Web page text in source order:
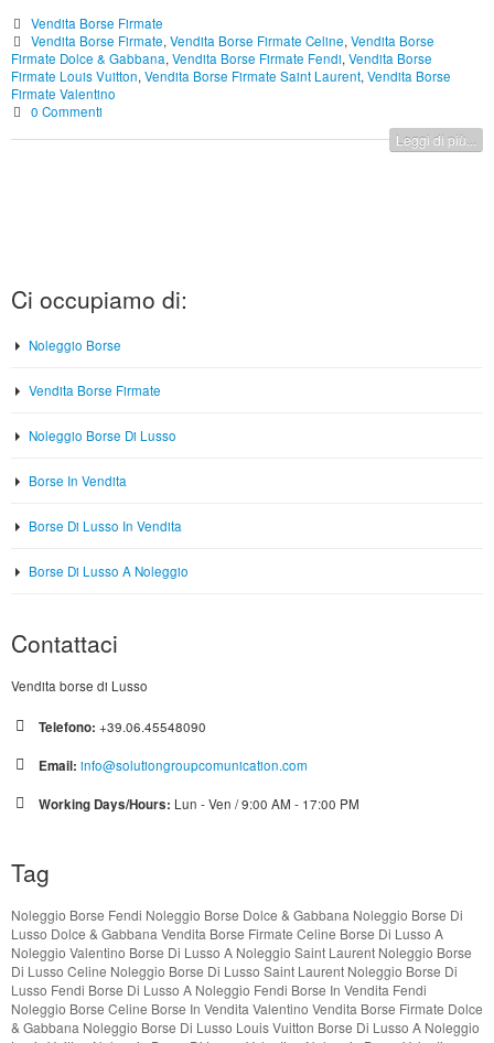
Vendita Borse Firmate
Vendita Borse Firmate, Vendita Borse Firmate Celine, Vendita Borse
Firmate Dolce & Gabbana, Vendita Borse Firmate Fendi, Vendita Borse
Firmate Louis Vuitton, Vendita Borse Firmate Saint Laurent, Vendita Borse
Firmate Valentino
0 Commenti
Leggi di più...
Ci occupiamo di:
Noleggio Borse
Vendita Borse Firmate
Noleggio Borse Di Lusso
Borse In Vendita
Borse Di Lusso In Vendita
Borse Di Lusso A Noleggio
Contattaci
Vendita borse di Lusso
Telefono: +39.06.45548090
Email: info@solutiongroupcomunication.com
Working Days/Hours: Lun - Ven / 9:00 AM - 17:00 PM
Tag
Noleggio Borse Fendi Noleggio Borse Dolce & Gabbana Noleggio Borse Di
Lusso Dolce & Gabbana Vendita Borse Firmate Celine Borse Di Lusso A
Noleggio Valentino Borse Di Lusso A Noleggio Saint Laurent Noleggio Borse
Di Lusso Celine Noleggio Borse Di Lusso Saint Laurent Noleggio Borse Di
Lusso Fendi Borse Di Lusso A Noleggio Fendi Borse In Vendita Fendi
Noleggio Borse Celine Borse In Vendita Valentino Vendita Borse Firmate Dolce
& Gabbana Noleggio Borse Di Lusso Louis Vuitton Borse Di Lusso A Noleggio